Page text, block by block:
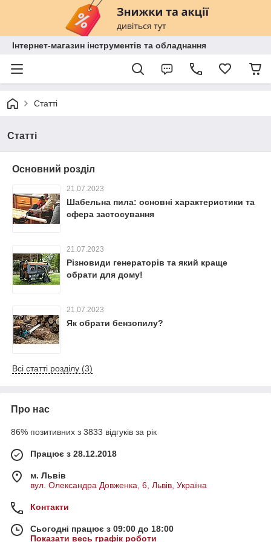
Інтернет-магазин інструментів та обладнання
Статті
Статті
Основний розділ
21.07.2023
Шабельна пила: основні характеристики та
сфера застосування
21.07.2023
Різновиди генераторів та який краще
обрати для дому!
21.07.2023
Як обрати бензопилу?
Всі статті розділу (3)
Про нас
86% позитивних з 3833 відгуків за рік
Працює з 28.12.2018
м. Львів
вул. Олександра Довженка, 6, Львів, Україна
Контакти
Сьогодні працює з 09:00 до 18:00
Показати весь графік роботи